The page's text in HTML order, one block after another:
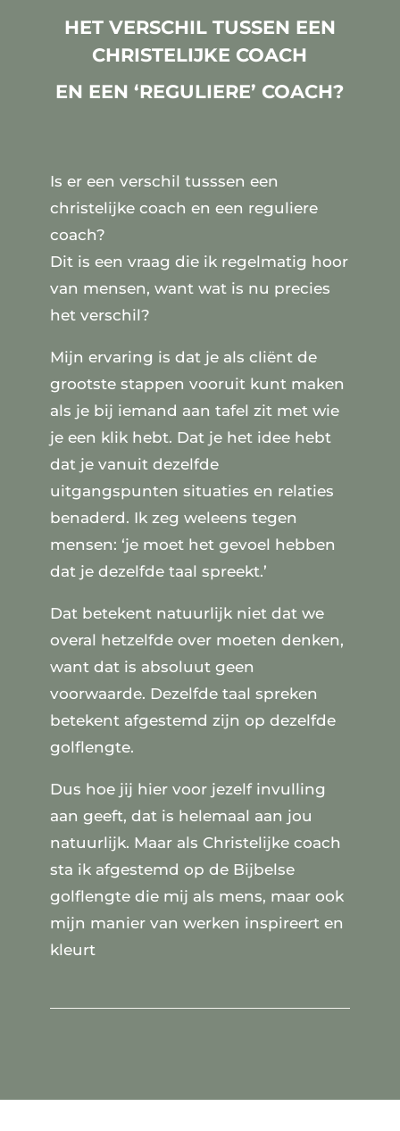
HET VERSCHIL TUSSEN EEN
CHRISTELIJKE COACH
EN EEN ‘REGULIERE’ COACH?
Is er een verschil tusssen een
christelijke coach en een reguliere
coach?
Dit is een vraag die ik regelmatig hoor
van mensen, want wat is nu precies
het verschil?
Mijn ervaring is dat je als cliënt de
grootste stappen vooruit kunt maken
als je bij iemand aan tafel zit met wie
je een klik hebt. Dat je het idee hebt
dat je vanuit dezelfde
uitgangspunten situaties en relaties
benaderd. Ik zeg weleens tegen
mensen: ‘je moet het gevoel hebben
dat je dezelfde taal spreekt.’
Dat betekent natuurlijk niet dat we
overal hetzelfde over moeten denken,
want dat is absoluut geen
voorwaarde. Dezelfde taal spreken
betekent afgestemd zijn op dezelfde
golflengte.
Dus hoe jij hier voor jezelf invulling
aan geeft, dat is helemaal aan jou
natuurlijk. Maar als Christelijke coach
sta ik afgestemd op de Bijbelse
golflengte die mij als mens, maar ook
mijn manier van werken inspireert en
kleurt